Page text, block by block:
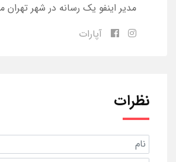
مدیر اینفو یک رسانه در شهر تهران
آپارات
نظرات